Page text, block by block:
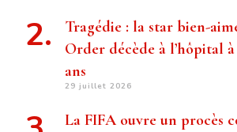
Tragédie : la star bien-
Order décède à l’hôpital à
ans
29 juillet 2026
La FIFA ouvre un procès